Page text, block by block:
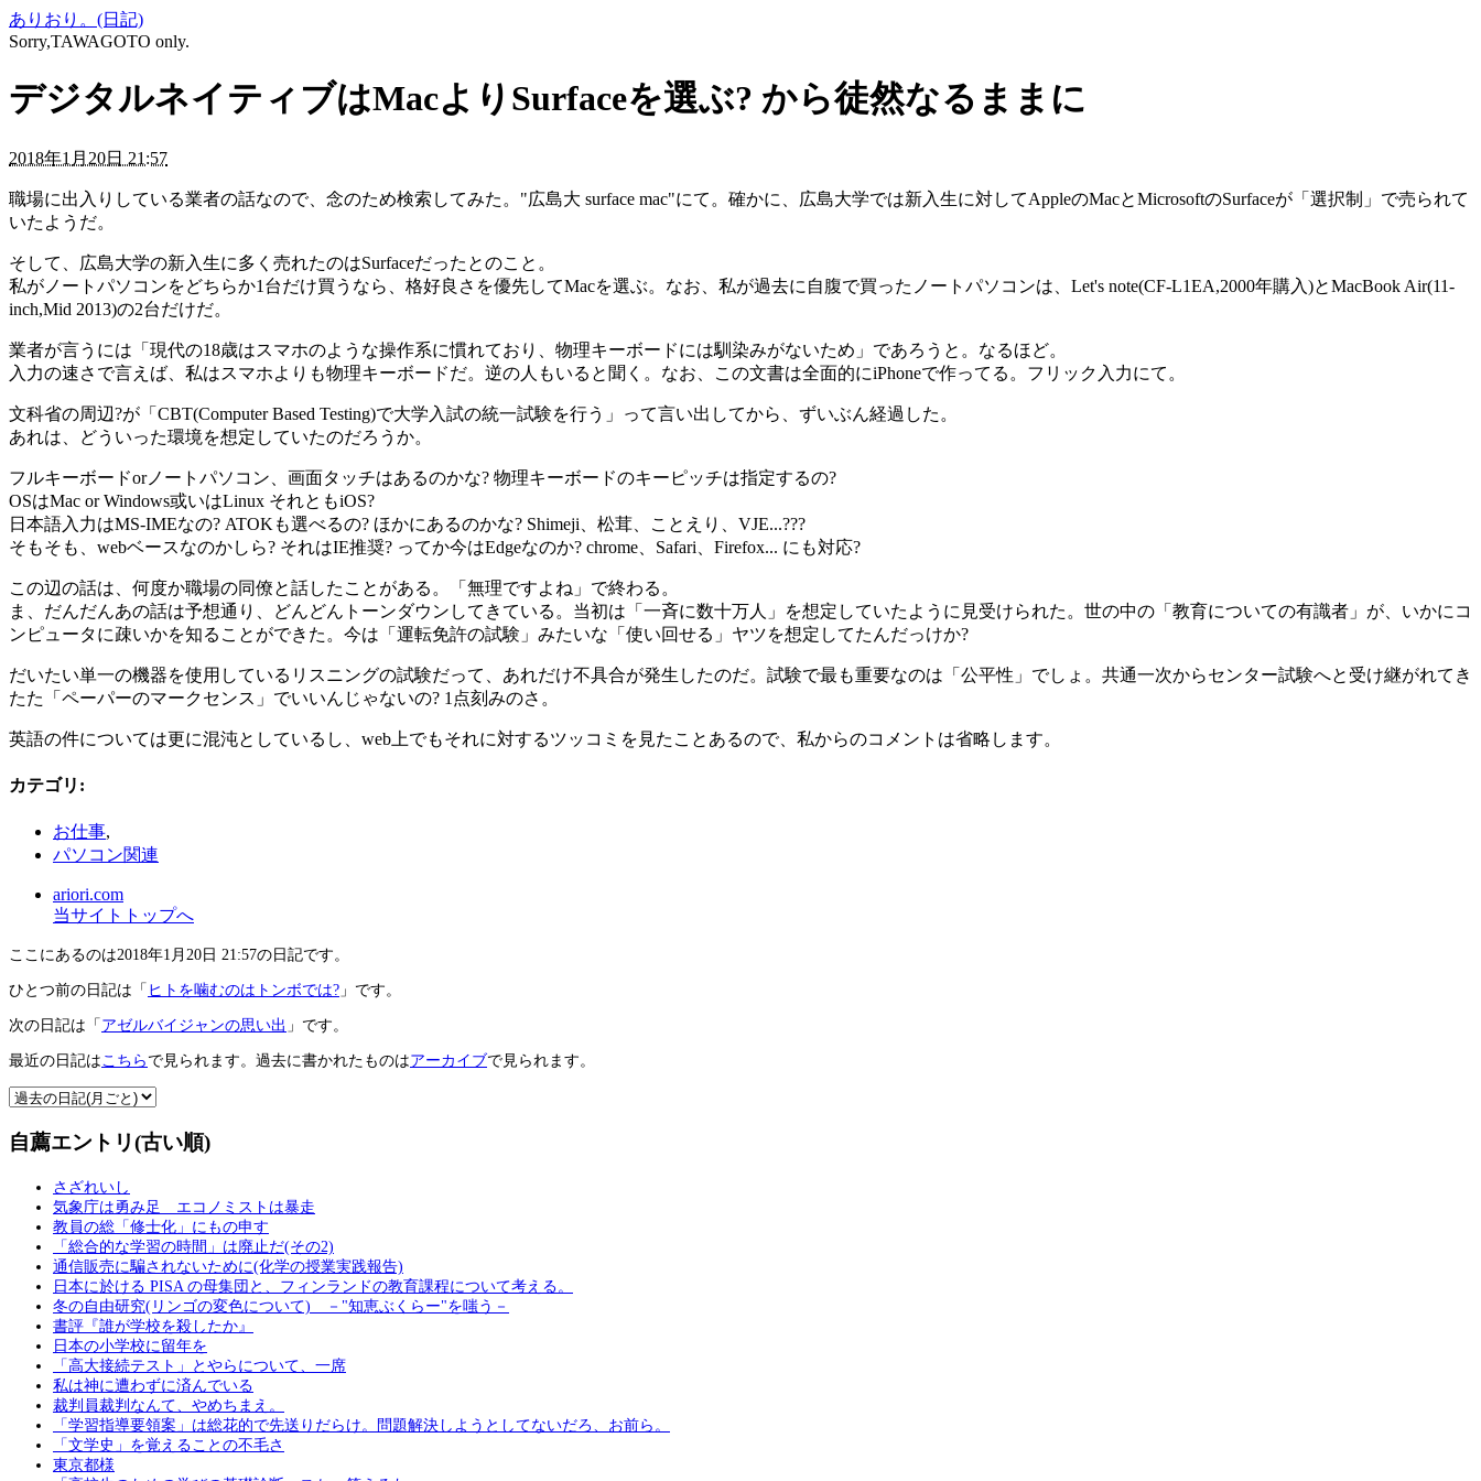
ありおり。(日記)
Sorry,TAWAGOTO only.
デジタルネイティブはMacよりSurfaceを選ぶ? から徒然なるままに
2018年1月20日 21:57
職場に出入りしている業者の話なので、念のため検索してみた。"広島大 surface mac"にて。確かに、広島大学では新入生に対してAppleのMacとMicrosoftのSurfaceが「選択制」で売られて
いたようだ。
そして、広島大学の新入生に多く売れたのはSurfaceだったとのこと。
私がノートパソコンをどちらか1台だけ買うなら、格好良さを優先してMacを選ぶ。なお、私が過去に自腹で買ったノートパソコンは、Let's note(CF-L1EA,2000年購入)とMacBook Air(11-
inch,Mid 2013)の2台だけだ。
業者が言うには「現代の18歳はスマホのような操作系に慣れており、物理キーボードには馴染みがないため」であろうと。なるほど。
入力の速さで言えば、私はスマホよりも物理キーボードだ。逆の人もいると聞く。なお、この文書は全面的にiPhoneで作ってる。フリック入力にて。
文科省の周辺?が「CBT(Computer Based Testing)で大学入試の統一試験を行う」って言い出してから、ずいぶん経過した。
あれは、どういった環境を想定していたのだろうか。
フルキーボードorノートパソコン、画面タッチはあるのかな? 物理キーボードのキーピッチは指定するの?
OSはMac or Windows或いはLinux それともiOS?
日本語入力はMS-IMEなの? ATOKも選べるの? ほかにあるのかな? Shimeji、松茸、ことえり、VJE...???
そもそも、webベースなのかしら? それはIE推奨? ってか今はEdgeなのか? chrome、Safari、Firefox... にも対応?
この辺の話は、何度か職場の同僚と話したことがある。「無理ですよね」で終わる。
ま、だんだんあの話は予想通り、どんどんトーンダウンしてきている。当初は「一斉に数十万人」を想定していたように見受けられた。世の中の「教育についての有識者」が、いかにコ
ンピュータに疎いかを知ることができた。今は「運転免許の試験」みたいな「使い回せる」ヤツを想定してたんだっけか?
だいたい単一の機器を使用しているリスニングの試験だって、あれだけ不具合が発生したのだ。試験で最も重要なのは「公平性」でしょ。共通一次からセンター試験へと受け継がれてき
たた「ペーパーのマークセンス」でいいんじゃないの? 1点刻みのさ。
英語の件については更に混沌としているし、web上でもそれに対するツッコミを見たことあるので、私からのコメントは省略します。
カテゴリ :
お仕事,
パソコン関連
ariori.com
当サイトトップへ
ここにあるのは2018年1月20日 21:57の日記です。
ひとつ前の日記は「 ヒトを噛むのはトンボでは? 」です。
次の日記は「 アゼルバイジャンの思い出 」です。
最近の日記はこちら で見られます。過去に書かれたものはアーカイブで見られます。
自薦エントリ(古い順)
さざれいし
気象庁は勇み足 エコノミストは暴走
教員の総「修士化」にもの申す
「総合的な学習の時間」は廃止だ(その2)
通信販売に騙されないために(化学の授業実践報告)
日本に於ける PISA の母集団と、フィンランドの教育課程について考える。
冬の自由研究(リンゴの変色について) －"知恵ぶくらー"を嗤う－
書評『誰が学校を殺したか』
日本の小学校に留年を
「高大接続テスト」とやらについて、一席
私は神に遭わずに済んでいる
裁判員裁判なんて、やめちまえ。
「学習指導要領案」は総花的で先送りだらけ。問題解決しようとしてないだろ、お前ら。
「文学史」を覚えることの不毛さ
東京都様